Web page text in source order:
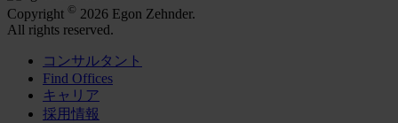
Copyright © 2026 Egon Zehnder.
All rights reserved.
コンサルタント
Find Offices
キャリア
採用情報